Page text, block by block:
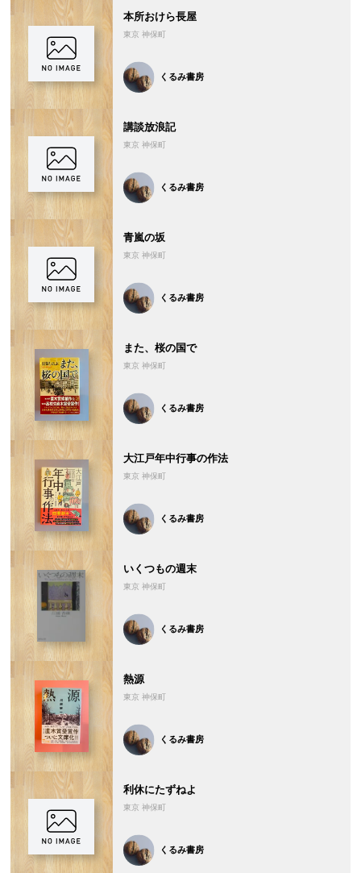
本所おけら長屋
東京 神保町
くるみ書房
講談放浪記
東京 神保町
くるみ書房
青嵐の坂
東京 神保町
くるみ書房
また、桜の国で
東京 神保町
くるみ書房
大江戸年中行事の作法
東京 神保町
くるみ書房
いくつもの週末
東京 神保町
くるみ書房
熱源
東京 神保町
くるみ書房
利休にたずねよ
東京 神保町
くるみ書房